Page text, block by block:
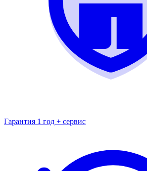
Гарантия 1 год + сервис